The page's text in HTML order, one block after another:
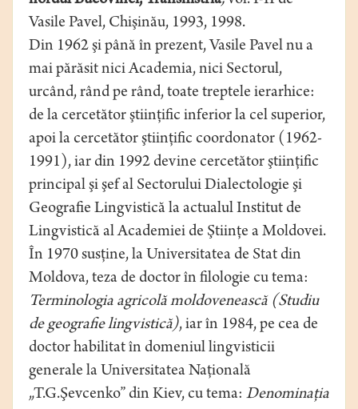
Vasile Pavel, Chişinău, 1993, 1998.
Din 1962 şi până în prezent, Vasile Pavel nu a
mai părăsit nici Academia, nici Sectorul,
urcând, rând pe rând, toate treptele ierarhice:
de la cercetător ştiinţific inferior la cel superior,
apoi la cercetător ştiinţific coordonator (1962-
1991), iar din 1992 devine cercetător ştiinţific
principal şi şef al Sectorului Dialectologie şi
Geografie Lingvistică la actualul Institut de
Lingvistică al Academiei de Ştiinţe a Moldovei.
În 1970 susţine, la Universitatea de Stat din
Moldova, teza de doctor în filologie cu tema:
Terminologia agricolă moldovenească (Studiu
de geografie lingvistică), iar în 1984, pe cea de
doctor habilitat în domeniul lingvisticii
generale la Universitatea Naţională
„T.G.Şevcenko” din Kiev, cu tema: Denominaţia